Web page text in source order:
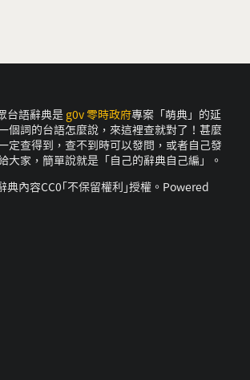
台語辭典是 g0v 零時政府專案「萌典」的延
個詞的台語怎麼說，來這裡查就對了！甚麼
定查得到，查不到時可以發問，或者自己發
大家，簡單說就是「自己的辭典自己編」。
典內容CC0｢不保留權利｣授權。Powered